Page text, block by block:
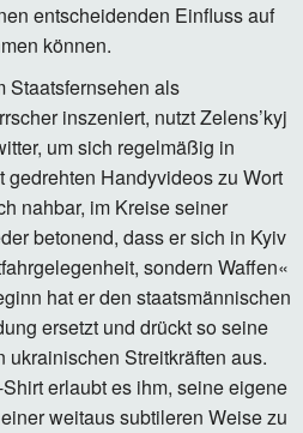
entscheidenden Einfluss auf
können.
Staatsfernsehen als
inszeniert, nutzt Zelens’kyj
um sich regelmäßig in
gedrehten Handyvideos zu Wort
nahbar, im Kreise seiner
betonend, dass er sich in Kyiv
sondern Waffen«
hat er den staatsmännischen
ersetzt und drückt so seine
ukrainischen Streitkräften aus.
erlaubt es ihm, seine eigene
weitaus subtileren Weise zu